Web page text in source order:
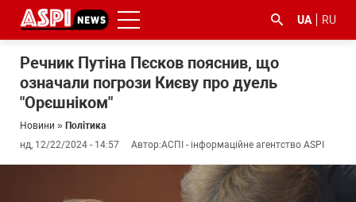
UA RU
Речник Путіна Пєсков пояснив, що
означали погрози Києву про дуель
"Орєшніком"
Новини » Політика
нд, 12/22/2024 - 14:57
Автор:АСПІ - інформаційне агентство ASPI
#Київ #коронавірус